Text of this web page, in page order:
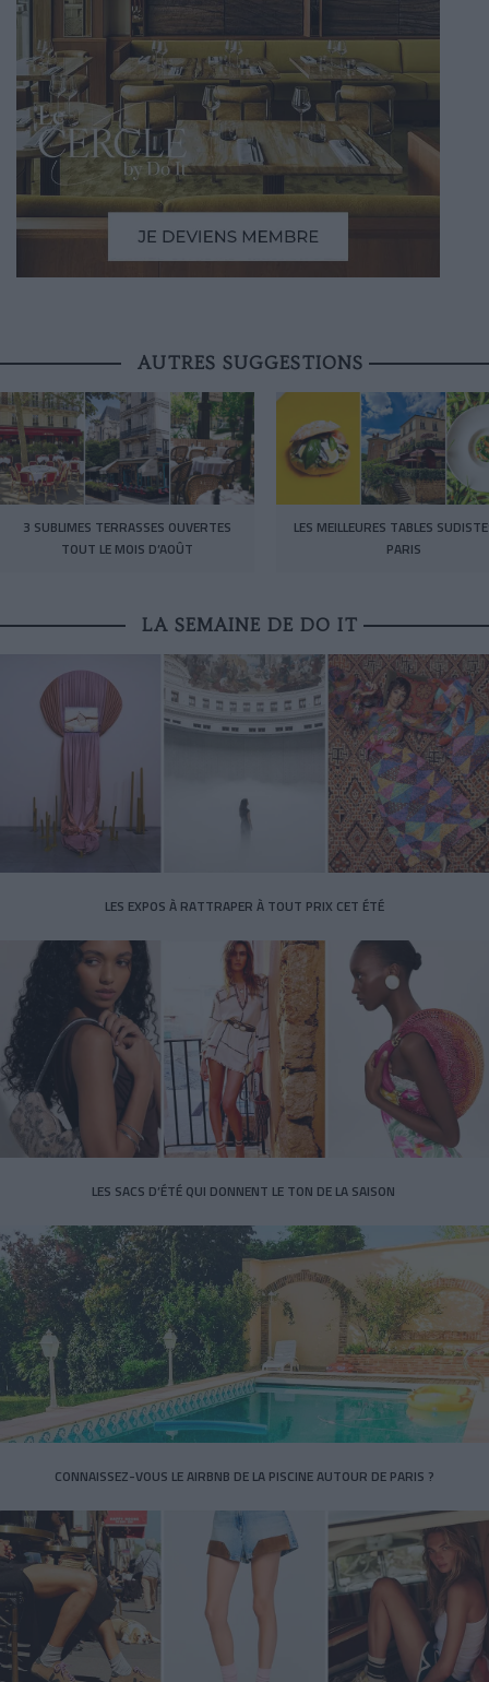
AUTRES SUGGESTIONS
3 SUBLIMES TERRASSES OUVERTES
TOUT LE MOIS D’AOÛT
LES MEILLEURES TABLES
PARIS
LA SEMAINE DE DO IT
LES EXPOS À RATTRAPER À TOUT PRIX CET ÉTÉ
LES SACS D’ÉTÉ QUI DONNENT LE TON DE LA SAISON
CONNAISSEZ-VOUS LE AIRBNB DE LA PISCINE AUTOUR DE PARIS ?